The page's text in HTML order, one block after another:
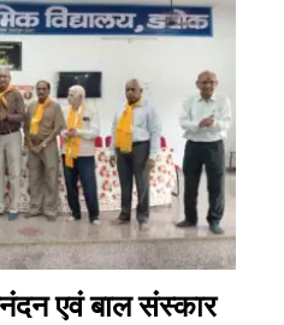
एवं बाल संस्कार